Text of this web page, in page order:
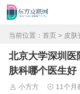
当前位置： 首页 > 皮肤
北京大学深圳医
肤科哪个医生好
小方方 11个月